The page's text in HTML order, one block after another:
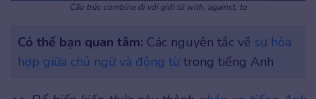
Cấu trúc combine đi với giới từ with, against, to
Có thể bạn quan tâm: Các nguyên tắc về sự hòa
hợp giữa chủ ngữ và động từtrong tiếng Anh